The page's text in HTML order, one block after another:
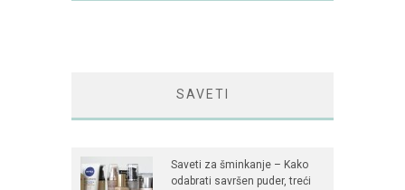
SAVETI
Saveti za šminkanje – Kako
odabrati savršen puder, treći